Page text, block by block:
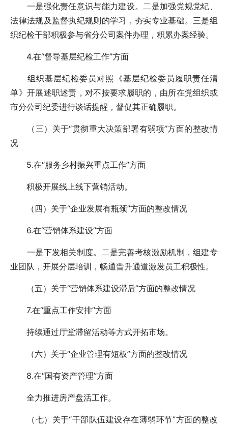
一是强化责任意识与能力建设。二是加强党规党纪、
法律法规及监督执纪规则的学习，夯实专业基础。三是组
织纪检干部积极参与省分公司案件办理，积累办案经验。
4.在“督导基层纪检工作”方面
组织基层纪检委员对照《基层纪检委员履职责任清
单》开展述职述责，对不按要求履职的，由所在党组织或
市分公司纪委进行谈话提醒，督促其正确履职。
（三）关于“贯彻重大决策部署有弱项”方面的整改情
况
5.在“服务乡村振兴重点工作”方面
积极开展线上线下营销活动。
（四）关于“企业发展有瓶颈”方面的整改情况
6.在“营销体系建设”方面
一是下发相关制度。二是完善考核激励机制，组建专
业团队，开展分层培训，畅通晋升通道激发员工积极性。
（五）关于“营销体系建设滞后”方面的整改情况
7.在“重点工作安排”方面
持续通过厅堂滞留活动等方式开拓市场。
（六）关于“企业管理有短板”方面的整改情况
8.在“国有资产管理”方面
全力推进房产盘活工作。
（七）关于“干部队伍建设存在薄弱环节”方面的整改